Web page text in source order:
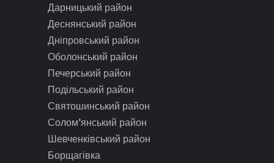
Дарницький район
Деснянський район
Дніпровський район
Оболонський район
Печерський район
Подільський район
Святошинський район
Солом’янський район
Шевченківський район
Борщагівка